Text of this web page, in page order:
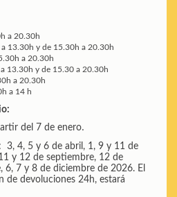
a 20.30h
a 13.30h y de 15.30h a 20.30h
a 20.30h
13.30h y de 15.30 a 20.30h
a 20.30h
a 14 h
del 7 de enero.
3, 4, 5 y 6 de abril, 1, 9 y 11 de
y 12 de septiembre, 12 de
6, 7 y 8 de diciembre de 2026. El
de devoluciones 24h, estará